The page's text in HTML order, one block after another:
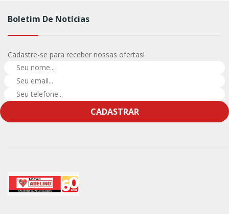
Boletim De Notícias
Cadastre-se para receber nossas ofertas!
CADASTRAR